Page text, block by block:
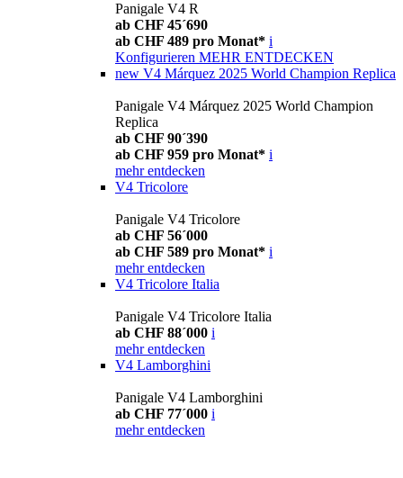
Panigale V4 R
ab CHF 45´690
ab CHF 489 pro Monat* i
Konfigurieren MEHR ENTDECKEN
new V4 Márquez 2025 World Champion Replica
Panigale V4 Márquez 2025 World Champion
Replica
ab CHF 90´390
ab CHF 959 pro Monat* i
mehr entdecken
V4 Tricolore
Panigale V4 Tricolore
ab CHF 56´000
ab CHF 589 pro Monat* i
mehr entdecken
V4 Tricolore Italia
Panigale V4 Tricolore Italia
ab CHF 88´000 i
mehr entdecken
V4 Lamborghini
Panigale V4 Lamborghini
ab CHF 77´000 i
mehr entdecken